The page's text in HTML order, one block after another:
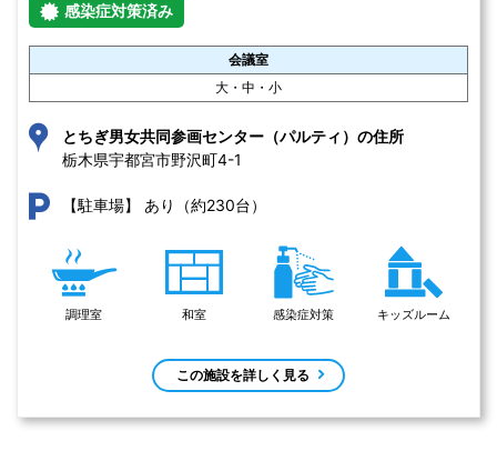
感染症対策済み
会議室
大・中・小
とちぎ男女共同参画センター（パルティ）の住所
栃木県宇都宮市野沢町4-1
【駐車場】 あり（約230台）
調理室 和室 感染症対策 キッズルーム
この施設を詳しく見る